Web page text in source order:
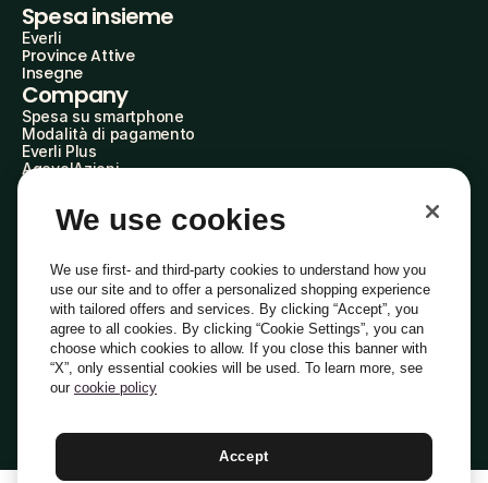
Spesa insieme
Everli
Province Attive
Insegne
Company
Spesa su smartphone
Modalità di pagamento
Everli Plus
AgevolAzioni
Everli Shoppers
Scopri chi siamo
Domande frequenti
Lavora con noi
Diventa Shopper
Investitori
PrivacyCookiePreferenze Cookie
Termini e Condizioni
Italiano
We use cookies
We use first- and third-party cookies to understand how you
use our site and to offer a personalized shopping experience
with tailored offers and services. By clicking “Accept”, you
agree to all cookies. By clicking “Cookie Settings”, you can
choose which cookies to allow. If you close this banner with
“X”, only essential cookies will be used. To learn more, see
our cookie policy
Accept